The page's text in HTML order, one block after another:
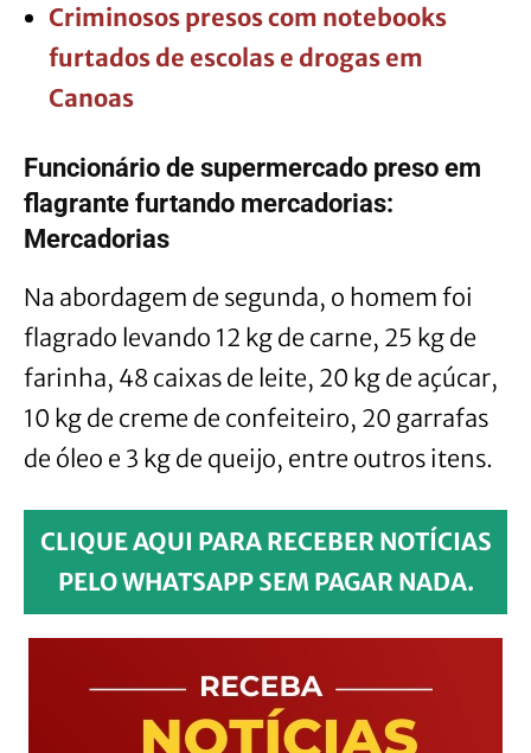
Criminosos presos com notebooks
furtados de escolas e drogas em
Canoas
Funcionário de supermercado preso em
flagrante furtando mercadorias:
Mercadorias
Na abordagem de segunda, o homem foi
flagrado levando 12 kg de carne, 25 kg de
farinha, 48 caixas de leite, 20 kg de açúcar,
10 kg de creme de confeiteiro, 20 garrafas
de óleo e 3 kg de queijo, entre outros itens.
CLIQUE AQUI PARA RECEBER NOTÍCIAS
PELO WHATSAPP SEM PAGAR NADA.